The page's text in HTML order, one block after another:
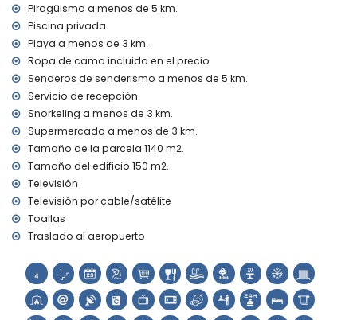
discoteca, bar, paseo marítimo (El Arenal y Jávea) (a
menos de 5 kilómetros de la casa)
Lugares de interés y cultura en Jávea, Costa Blanca
museo (Histórico de Jávea, Jávea), iglesia (Virgen de
Loreto, Puerto, Jávea), ruina (Molinos de Viento, Jávea),
monumento (Pueblo de Jávea, Jávea), edificio
arquitectónico (Pueblo de Jávea, Jávea), sitio histórico
(Pueblo de Jávea y Jávea) (a menos de 10 kilómetros del
alojamiento)
palacio (Palacio Real, Valencia), castillo (Portal de la Vila y
Denia) (a menos de 25 kilómetros del alojamiento)
Deportes
tenis, senderismo, ciclismo de montaña, ciclismo,
escalada, piragüismo, kayak, pesca, buceo y snorkel (a
menos de 5 kilómetros de la villa)
golf (Club de Golf, Jávea) y equitación (a menos de 10
kilómetros de la villa)
Piragüismo a menos de 5 km.
Piscina privada
Playa a menos de 3 km.
Ropa de cama incluida en el precio
Senderos de senderismo a menos de 5 km.
Servicio de recepción
Snorkeling a menos de 3 km.
Supermercado a menos de 3 km.
Tamaño de la parcela 1140 m2.
Tamaño del edificio 150 m2.
Televisión
Televisión por cable/satélite
Toallas
Traslado al aeropuerto